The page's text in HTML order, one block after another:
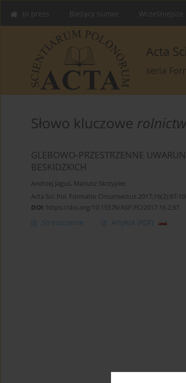
In press Bieżący numer
Acta
seria
Słowo kluczowe
GLEBOWO-PRZESTRZENNE
BESKIDZKICH
Andrzej Jaguś, Mariusz Skrzypiec
Acta Sci. Pol. Formatio Circumiectus 2017;16(2):97-
DOI: https://doi.org/10.15576/ASP.FC/2017.16.2.97
Streszczenie Artykuł (PDF)